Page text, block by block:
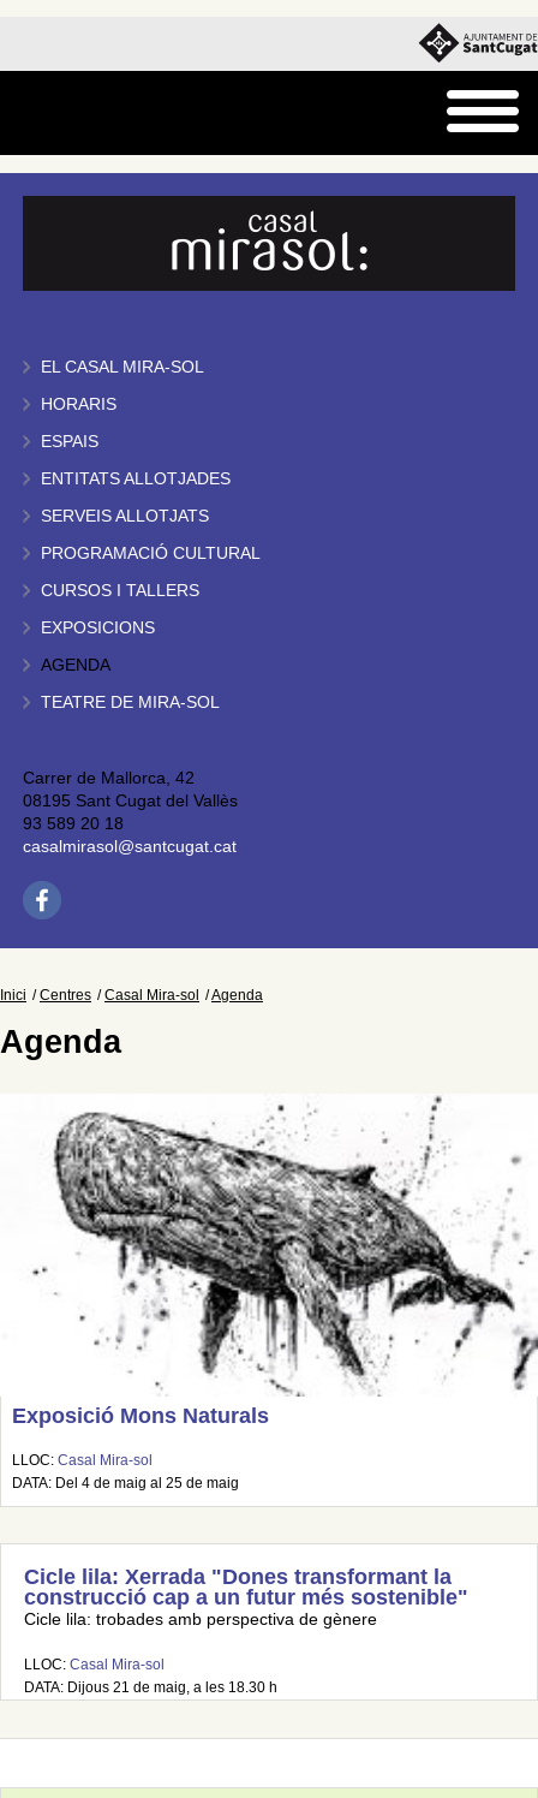
EL CASAL MIRA-SOL
HORARIS
ESPAIS
ENTITATS ALLOTJADES
SERVEIS ALLOTJATS
PROGRAMACIÓ CULTURAL
CURSOS I TALLERS
EXPOSICIONS
AGENDA
TEATRE DE MIRA-SOL
Carrer de Mallorca, 42
08195 Sant Cugat del Vallès
93 589 20 18
casalmirasol@santcugat.cat
Inici Centres Casal Mira-sol Agenda
Agenda
Exposició Mons Naturals
LLOC: Casal Mira-sol
DATA: Del 4 de maig al 25 de maig
Cicle lila: Xerrada "Dones transformant la
construcció cap a un futur més sostenible"
Cicle lila: trobades amb perspectiva de gènere
LLOC: Casal Mira-sol
DATA: Dijous 21 de maig, a les 18.30 h